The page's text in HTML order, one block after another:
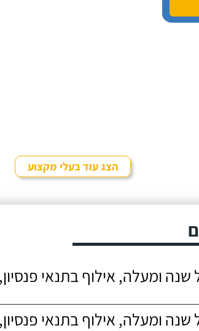
הצג עוד בעלי מקצוע
שנה ומעלה, אילוף בתנאי
שנה ומעלה, אילוף בתנאי